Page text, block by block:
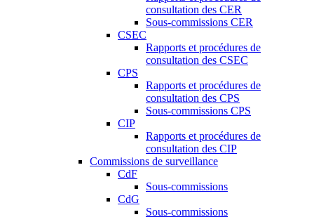
consultation des CER
Sous-commissions CER
CSEC
Rapports et procédures de
consultation des CSEC
CPS
Rapports et procédures de
consultation des CPS
Sous-commissions CPS
CIP
Rapports et procédures de
consultation des CIP
Commissions de surveillance
CdF
Sous-commissions
CdG
Sous-commissions